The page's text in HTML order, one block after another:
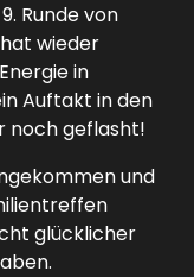
Runde von
wieder
in
Auftakt in den
noch geflasht!
und
glücklicher